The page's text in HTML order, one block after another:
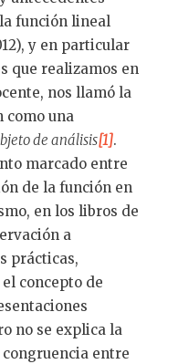
función lineal
y en particular
que realizamos en
nos llamó la
como una
de análisis[1].
marcado entre
de la función en
en los libros de
a
prácticas,
concepto de
no se explica la
entre